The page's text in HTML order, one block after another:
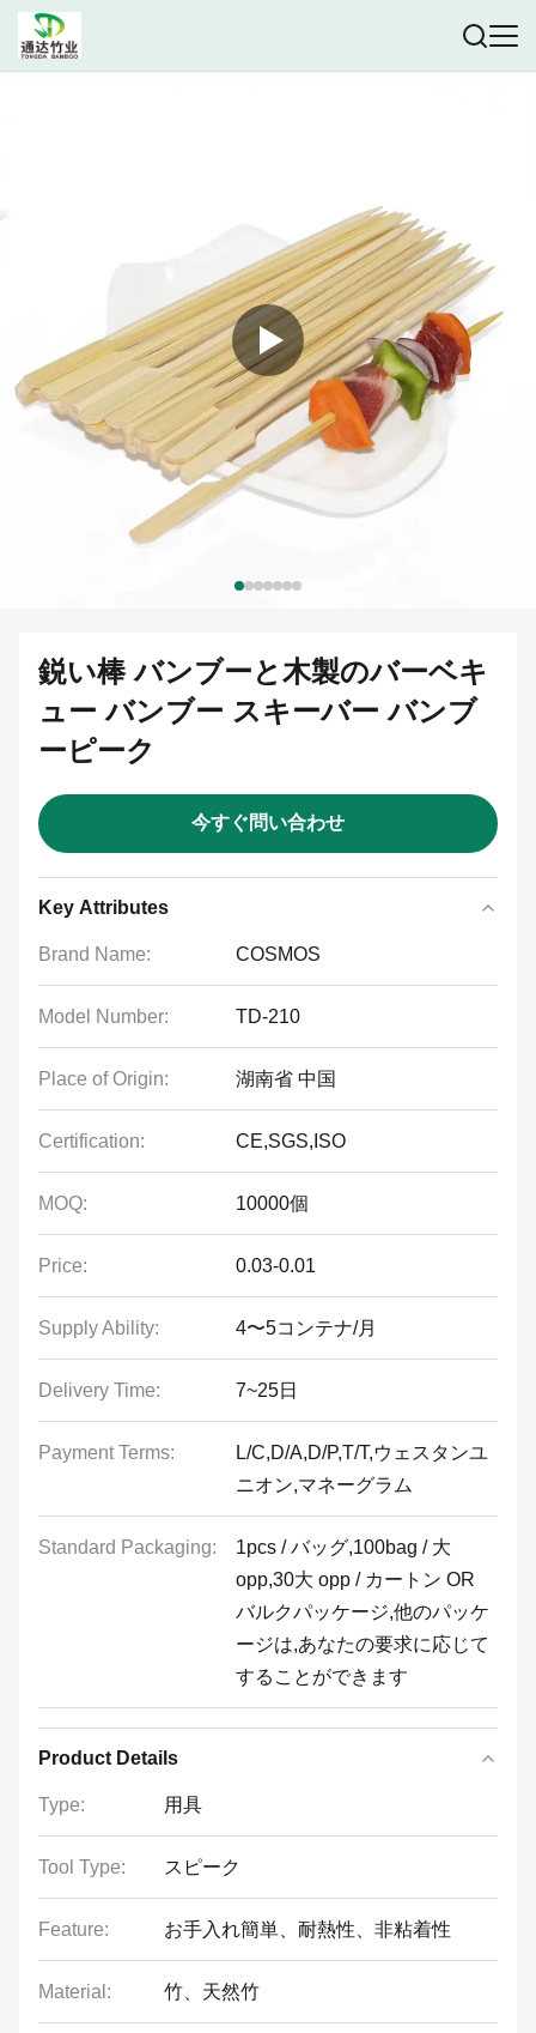
鋭い棒 バンブーと木製のバーベキ
ュー バンブー スキーバー バンブ
ーピーク
今すぐ問い合わせ
Key Attributes
Brand Name: COSMOS
Model Number: TD-210
Place of Origin: 湖南省 中国
Certification: CE,SGS,ISO
MOQ: 10000個
Price: 0.03-0.01
Supply Ability: 4〜5コンテナ/月
Delivery Time: 7~25日
Payment Terms:
L/C,D/A,D/P,T/T,ウェスタンユ
ニオン,マネーグラム
Standard Packaging:
1pcs / バッグ,100bag / 大
opp,30大 opp / カートン OR
バルクパッケージ,他のパッケ
ージは,あなたの要求に応じて
することができます
Product Details
Type: 用具
Tool Type: スピーク
Feature: お手入れ簡単、耐熱性、非粘着性
Material: 竹、天然竹